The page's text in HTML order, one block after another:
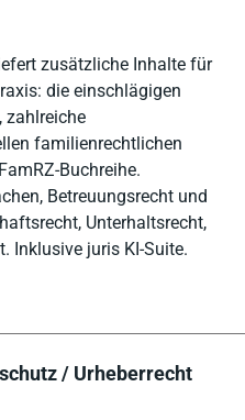
zusätzliche Inhalte für
die einschlägigen
zahlreiche
familienrechtlichen
Buchreihe.
Betreuungsrecht und
Unterhaltsrecht,
Inklusive juris KI-Suite.
/ Urheberrecht